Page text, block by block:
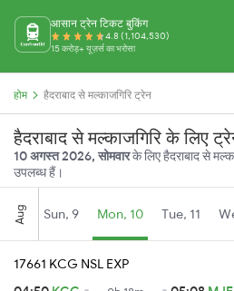
आसान ट्रेन टिकट बुकिंग
4.8 (1,104,530)
15 करोड़+ यूज़र्स का भरोसा
होम हैदराबाद से मल्काजगिरि ट्रेन
हैदराबाद से मल्काजगिरि के लिए
10 अगस्त 2026, सोमवारके लिए हैदराबाद से
उपलब्ध हैं।
Aug Sun, 9 Mon, 10 Tue, 11
17661 KCG NSL EXP